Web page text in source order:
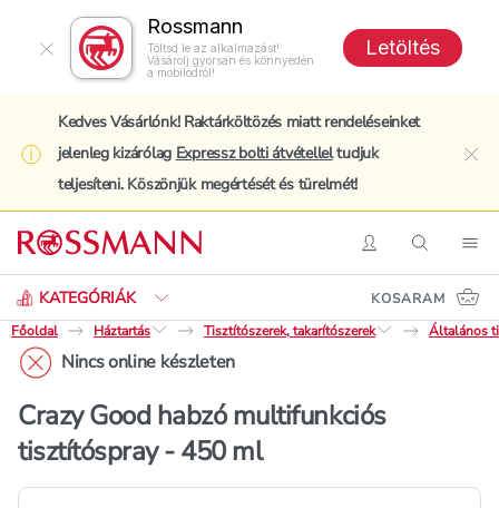
Rossmann
Töltsd le az alkalmazást!
Vásárolj gyorsan és könnyedén
a mobilodról!
Letöltés
Kedves Vásárlónk! Raktárköltözés miatt rendeléseinket
jelenleg kizárólag Expressz bolti átvételleltudjuk
teljesíteni. Köszönjük megértését és türelmét!
BelépésKeresés
KATEGÓRIÁK
Keresés
KOSARAM
Főoldal
Háztartás Tisztítószerek, takarítószerek Általános
Nincs online készleten
Crazy Good habzó multifunkciós
tisztítóspray - 450 ml